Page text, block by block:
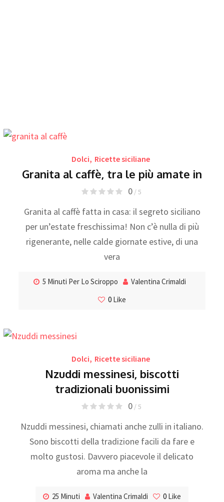
Dolci, Ricette siciliane
Granita al caffè, tra le più amate in
0/ 5
Granita al caffè fatta in casa: il segreto siciliano
per un’estate freschissima! Non c’è nulla di più
rigenerante, nelle calde giornate estive, di una
vera
5 Minuti Per Lo Sciroppo
Valentina Crimaldi
0 Like
Dolci, Ricette siciliane
Nzuddi messinesi, biscotti
tradizionali buonissimi
0/ 5
Nzuddi messinesi, chiamati anche zulli in italiano.
Sono biscotti della tradizione facili da fare e
molto gustosi. Davvero piacevole il delicato
aroma ma anche la
25 Minuti Valentina Crimaldi 0 Like